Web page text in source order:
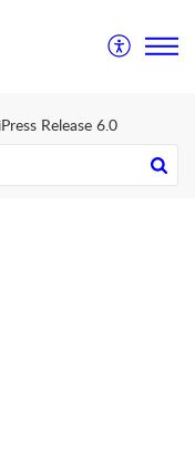
Release 6.0